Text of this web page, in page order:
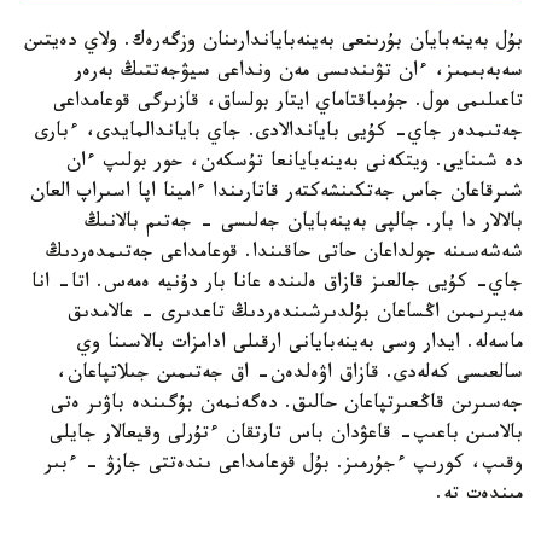
بۇل بەينەبايان بۇرىنعى بەينەباياندارىنان وزگەرەك. ولاي دەيتىن
سەبەبىمىز، ءان تۋىندىسى مەن ونداعى سيۋجەتتىڭ بەرەر
تاعىلىمى مول. جۇمباقتاماي ايتار بولساق، قازىرگى قوعامداعى
جەتىمدەر جاي- كۇيى باياندالادى. جاي باياندالمايدى، ءبارى
دە شىنايى. ويتكەنى بەينەبايانعا تۇسكەن، حور بولىپ ءان
شىرقاعان جاس جەتكىنشەكتەر قاتارىندا ءامينا اپا اسىراپ العان
بالالار دا بار. جالپى بەينەبايان جەلىسى - جەتىم بالانىڭ
شەشەسىنە جولداعان حاتى حاقىندا. قوعامداعى جەتىمدەردىڭ
جاي- كۇيى جالعىز قازاق ەلىندە عانا بار دۇنيە ەمەس. اتا- انا
مەيىرىمىن اڭساعان بۇلدىرشىندەردىڭ تاعدىرى - عالامدىق
ماسەلە. ايدار وسى بەينەبايانى ارقىلى ادامزات بالاسىنا وي
سالعىسى كەلەدى. قازاق اۋەلدەن- اق جەتىمىن جىلاتپاعان،
جەسىرىن قاڭعىرتپاعان حالىق. دەگەنمەن بۇگىندە باۋىر ەتى
بالاسىن باعىپ- قاعۋدان باس تارتقان ءتۇرلى وقيعالار جايلى
وقىپ، كورىپ ءجۇرمىز. بۇل قوعامداعى ىندەتتى جازۋ - ءبىر
مىندەت تە.